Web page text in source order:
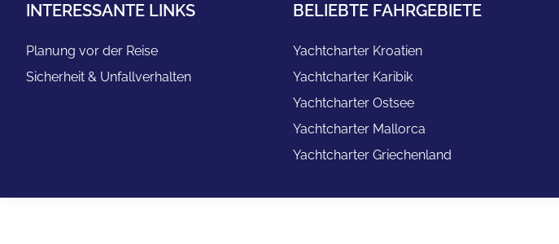
INTERESSANTE LINKS
Planung vor der Reise
Sicherheit & Unfallverhalten
BELIEBTE FAHRGEBIETE
Yachtcharter Kroatien
Yachtcharter Karibik
Yachtcharter Ostsee
Yachtcharter Mallorca
Yachtcharter Griechenland